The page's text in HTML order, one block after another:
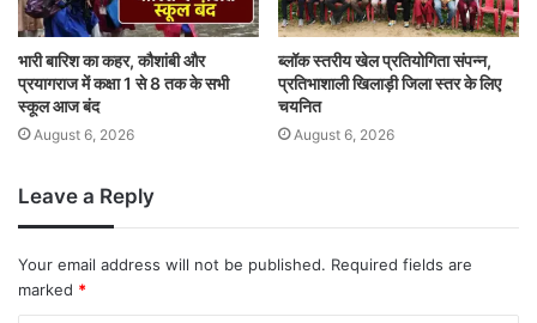
भारी बारिश का कहर, कौशांबी और
प्रयागराज में कक्षा 1 से 8 तक के सभी
स्कूल आज बंद
August 6, 2026
ब्लॉक स्तरीय खेल प्रतियोगिता संपन्न,
प्रतिभाशाली खिलाड़ी जिला स्तर के लिए
चयनित
August 6, 2026
Leave a Reply
Your email address will not be published. Required fields are
marked *